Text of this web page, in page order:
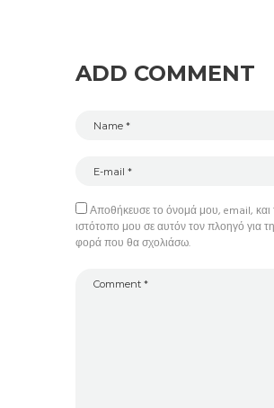
ADD COMMENT
Αποθήκευσε το όνομά μου, email, και
ιστότοπο μου σε αυτόν τον πλοηγό για
φορά που θα σχολιάσω.